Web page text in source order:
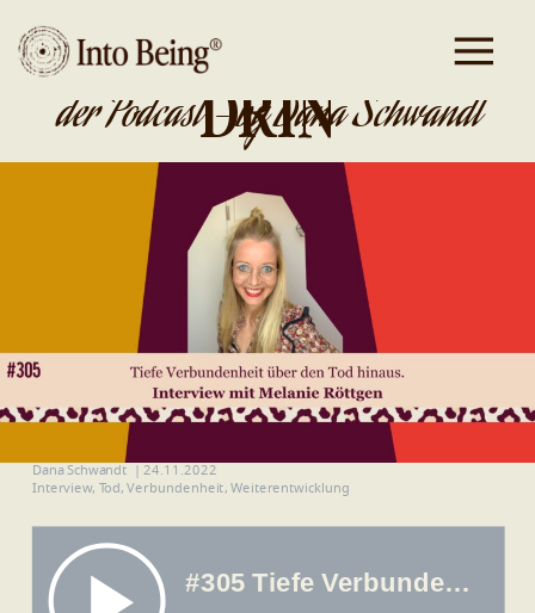
DA IST GOLD
DRIN
der Podcast - by Dana Schwandt
Dana Schwandt
24.11.2022
Interview, Tod ,Verbundenheit,Weiterentwicklung